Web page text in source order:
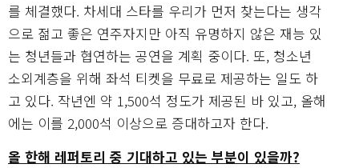
를 체결했다. 차세대 스타를 우리가 먼저 찾는다는 생각
으로 젊고 좋은 연주자지만 아직 유명하지 않은 재능 있
는 청년들과 협연하는 공연을 계획 중이다. 또, 청소년
소외계층을 위해 좌석 티켓을 무료로 제공하는 일도 하
고 있다. 작년엔 약 1,500석 정도가 제공된 바 있고, 올해
에는 이를 2,000석 이상으로 증대하고자 한다.
올 한해 레퍼토리 중 기대하고 있는 부분이 있을까?